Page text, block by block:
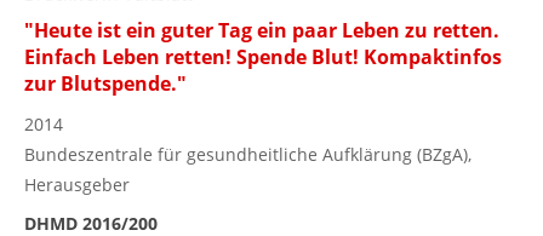
"Heute ist ein guter Tag ein paar Leben zu retten.
Einfach Leben retten! Spende Blut! Kompaktinfos
zur Blutspende."
2014
Bundeszentrale für gesundheitliche Aufklärung (BZgA),
Herausgeber
DHMD 2016/200